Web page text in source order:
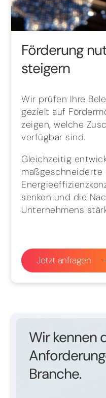
Förderung
steigern
Wir prüfen Ihre
gezielt auf
zeigen, welche
verfügbar sind.
Gleichzeitig
maßgeschneiderte
senken und die
Unternehmens
Jetzt anfragen
Wir kennen
Branche.